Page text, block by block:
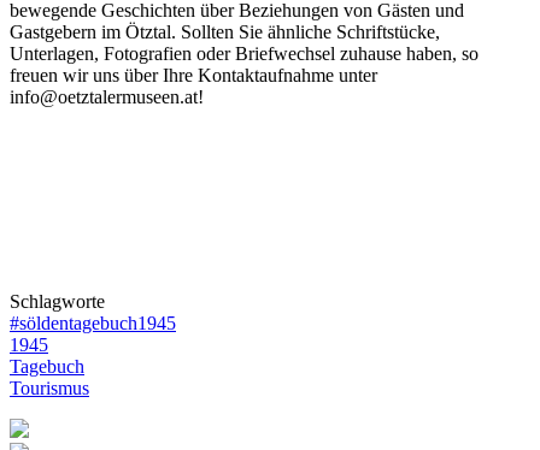
bewegende Geschichten über Beziehungen von Gästen und
Gastgebern im Ötztal. Sollten Sie ähnliche Schriftstücke,
Unterlagen, Fotografien oder Briefwechsel zuhause haben, so
freuen wir uns über Ihre Kontaktaufnahme unter
info@oetztalermuseen.at!
Schlagworte
#söldentagebuch1945
1945
Tagebuch
Tourismus